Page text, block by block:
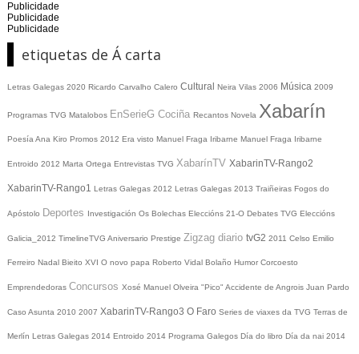
Publicidade
Publicidade
Publicidade
etiquetas de Á carta
Letras Galegas 2020 Ricardo Carvalho Calero Cultural Neira Vilas 2006 Música 2009
Programas TVG Matalobos EnSerieG Cociña Recantos Novela Xabarín
Poesía Ana Kiro Promos 2012 Era visto Manuel Fraga Iribarne Manuel Fraga Iribarne
Entroido 2012 Marta Ortega Entrevistas TVG XabarínTV XabarinTV-Rango2
XabarinTV-Rango1 Letras Galegas 2012 Letras Galegas 2013 Traiñeiras Fogos do
Apóstolo Deportes Investigación Os Bolechas Eleccións 21-O Debates TVG Eleccións
Galicia_2012 TimelineTVG Aniversario Prestige Zigzag diario tvG2 2011 Celso Emilio
Ferreiro Nadal Bieito XVI O novo papa Roberto Vidal Bolaño Humor Corcoesto
Emprendedoras Concursos Xosé Manuel Olveira "Pico" Accidente de Angrois Juan Pardo
Caso Asunta 2010 2007 XabarinTV-Rango3 O Faro Series de viaxes da TVG Terras de
Merlín Letras Galegas 2014 Entroido 2014 Programa Galegos Día do libro Día da nai 2014